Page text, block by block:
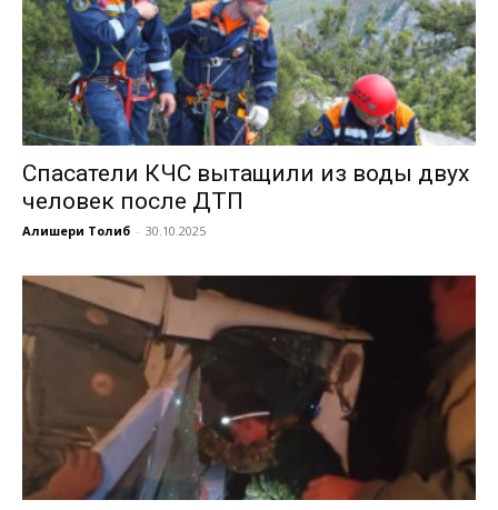
Спасатели КЧС вытащили из воды двух
человек после ДТП
Алишери Толиб - 30.10.2025